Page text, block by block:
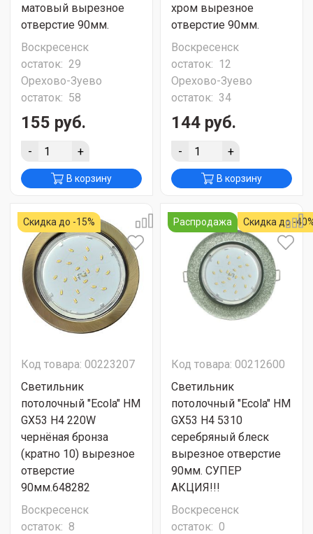
матовый вырезное
отверстие 90мм.
Воскресенск
остаток: 29
Орехово-Зуево
остаток: 58
155 руб.
- +
В корзину
хром вырезное
отверстие 90мм.
Воскресенск
остаток: 12
Орехово-Зуево
остаток: 34
144 руб.
- +
В корзину
Скидка до -15%
Код товара: 00223207
Светильник
потолочный "Ecola" HM
GX53 H4 220W
чернёная бронза
(кратно 10) вырезное
отверстие
90мм.648282
Воскресенск
остаток: 8
Распродажа Скидка до -
Код товара: 00212600
Светильник
потолочный "Ecola" HM
GX53 H4 5310
серебряный блеск
вырезное отверстие
90мм. СУПЕР
АКЦИЯ!!!
Воскресенск
остаток: 0